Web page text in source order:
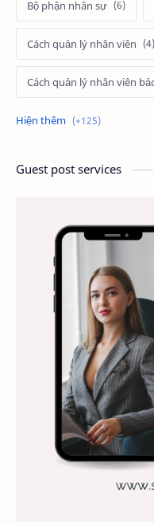
Bộ phận nhân sự
Cách quản lý nhân viên
Cách quản lý nhân viên
Cách tính lương
Chất lượng dịch vụ
Chiến lược quản lý
Chung Chụp
công ty may
Công việc hiệu quả
Doanh nghiệp
Đánh giá nhân viên
Guest post services